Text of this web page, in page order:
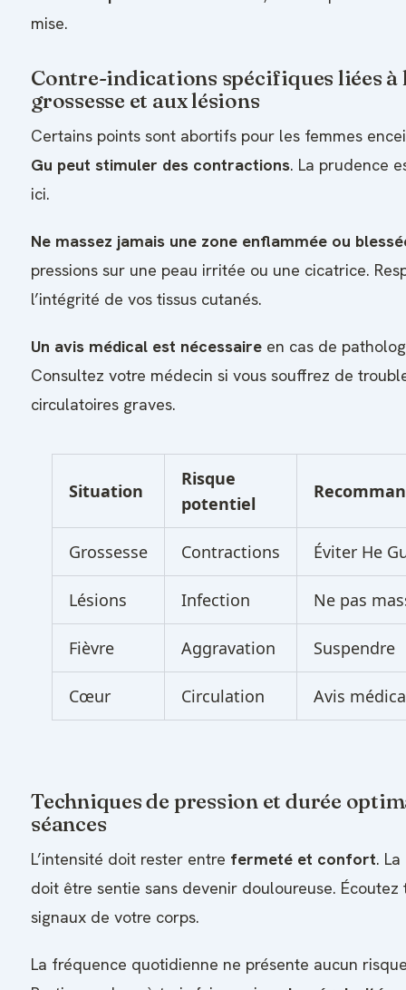
mise.
Contre-indications spécifiques liées à
grossesse et aux lésions
Certains points sont abortifs pour les femmes
Gu peut stimuler des contractions. La prudence
ici.
Ne massez jamais une zone enflammée ou
pressions sur une peau irritée ou une cicatrice.
l’intégrité de vos tissus cutanés.
Un avis médical est nécessaire en cas de
Consultez votre médecin si vous souffrez de
circulatoires graves.
Situation
Risque
potentiel
Grossesse Contractions Éviter He
Lésions Infection Ne pas
Fièvre Aggravation Suspendre
Cœur Circulation Avis
Techniques de pression et durée
séances
L’intensité doit rester entre fermeté et confort.
doit être sentie sans devenir douloureuse. Écoutez
signaux de votre corps.
La fréquence quotidienne ne présente aucun